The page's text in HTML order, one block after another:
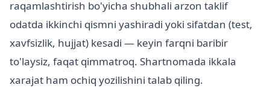
raqamlashtirish bo'yicha shubhali arzon taklif
odatda ikkinchi qismni yashiradi yoki sifatdan (test,
xavfsizlik, hujjat) kesadi — keyin farqni baribir
to'laysiz, faqat qimmatroq. Shartnomada ikkala
xarajat ham ochiq yozilishini talab qiling.